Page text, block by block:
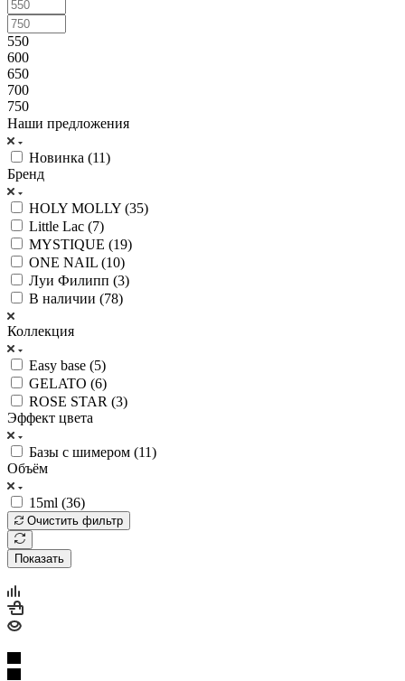
550
600
650
700
750
Наши предложения
Новинка (11)
Бренд
HOLY MOLLY (35)
Little Lac (7)
MYSTIQUE (19)
ONE NAIL (10)
Луи Филипп (3)
В наличии (78)
Коллекция
Easy base (5)
GELATO (6)
ROSE STAR (3)
Эффект цвета
Базы с шимером (11)
Объём
15ml (36)
Очистить фильтр
Показать